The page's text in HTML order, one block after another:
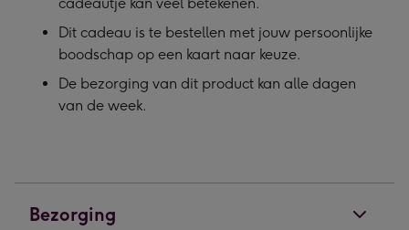
Dit cadeau is te bestellen met jouw persoonlijke
boodschap op een kaart naar keuze.
De bezorging van dit product kan alle dagen
van de week.
Bezorging